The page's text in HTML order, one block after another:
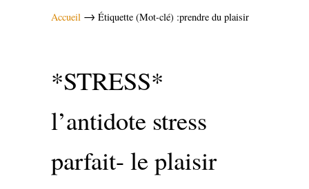
Accueil → Étiquette (Mot-clé) :prendre du plaisir
*STRESS*
l’antidote stress
parfait- le plaisir